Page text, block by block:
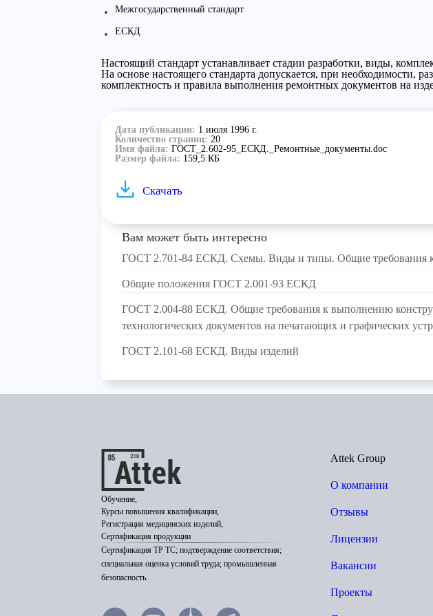
Межгосударственный стандарт
ЕСКД
Настоящий стандарт устанавливает стадии разработки, виды,
На основе настоящего стандарта допускается, при необходимости,
комплектность и правила выполнения ремонтных документов на
Дата публикации: 1 июля 1996 г.
Количество страниц: 20
Имя файла: ГОСТ_2.602-95_ЕСКД._Ремонтные_документы.doc
Размер файла: 159,5 КБ
Скачать
Вам может быть интересно
ГОСТ 2.701-84 ЕСКД. Схемы. Виды и типы. Общие требования
Общие положения ГОСТ 2.001-93 ЕСКД
ГОСТ 2.004-88 ЕСКД. Общие требования к выполнению
технологических документов на печатающих и графических
ГОСТ 2.101-68 ЕСКД. Виды изделий
Обучение,
Курсы повышения квалификации,
Регистрация медицинских изделий,
Сертификация продукции
Сертификация ТР ТС; подтверждение соответствия;
специальная оценка условий труда; промышленная
безопасность.
Attek Group
О компании
Отзывы
Лицензии
Вакансии
Проекты